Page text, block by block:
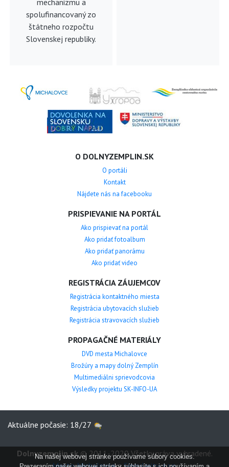
mechanizmu a
spolufinancovaný zo
štátneho rozpočtu
Slovenskej republiky.
O DOLNYZEMPLIN.SK
O portáli
Kontakt
Nájdete nás na facebooku
PRISPIEVANIE NA PORTÁL
Ako prispievať na portál
Ako pridať fotoalbum
Ako pridať panorámu
Ako pridať video
REGISTRÁCIA ZÁUJEMCOV
Registrácia kontaktného miesta
Registrácia ubytovacích služieb
Registrácia stravovacích služieb
PROPAGAČNÉ MATERIÁLY
DVD mesta Michalovce
Brožúry a mapy dolný Zemplín
Multimediálni sprievodcovia
Výsledky projektu SK-INFO-UA
Aktuálne počasie: 18/27
Dolnyzemplin.sk© 2011-2020 Všetky práva vyhradené.
Na našej webovej stránke používame súbory cookies.